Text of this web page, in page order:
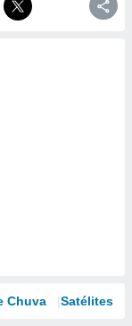
Chuva Satélites